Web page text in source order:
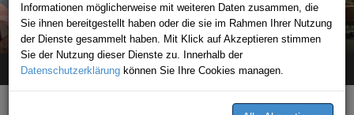
Informationen möglicherweise mit weiteren Daten zusammen, die
Sie ihnen bereitgestellt haben oder die sie im Rahmen Ihrer Nutzung
der Dienste gesammelt haben. Mit Klick auf Akzeptieren stimmen
Sie der Nutzung dieser Dienste zu. Innerhalb der
Datenschutzerklärung können Sie Ihre Cookies managen.
STADTPORTAL BRETTEN
Home Premium-Partner clever fit Mosbach